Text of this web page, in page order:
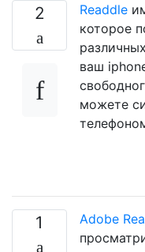
2 Readdle
которое
ваш
можете
1 Adobe